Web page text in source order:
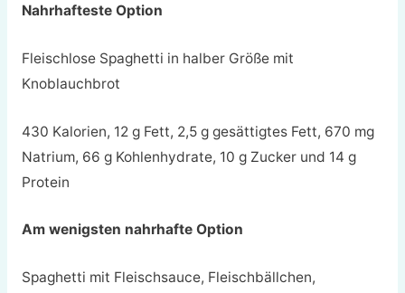
Nahrhafteste Option
Fleischlose Spaghetti in halber Größe mit
Knoblauchbrot
430 Kalorien, 12 g Fett, 2,5 g gesättigtes Fett, 670 mg
Natrium, 66 g Kohlenhydrate, 10 g Zucker und 14 g
Protein
Am wenigsten nahrhafte Option
Spaghetti mit Fleischsauce, Fleischbällchen,